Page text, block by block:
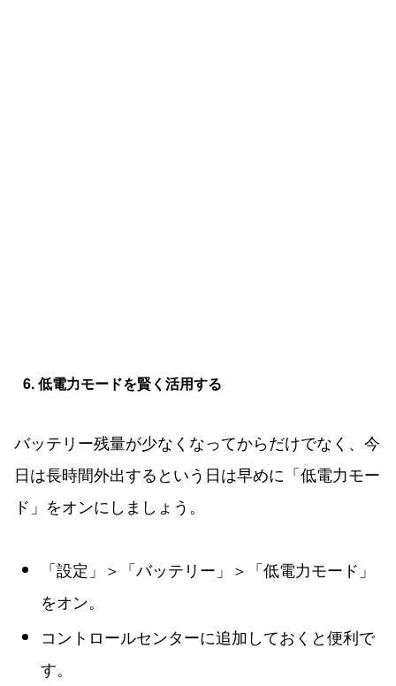
6. 低電力モードを賢く活用する
バッテリー残量が少なくなってからだけでなく、今
日は長時間外出するという日は早めに「低電力モー
ド」をオンにしましょう。
「設定」＞「バッテリー」＞「低電力モード」
をオン。
コントロールセンターに追加しておくと便利で
す。